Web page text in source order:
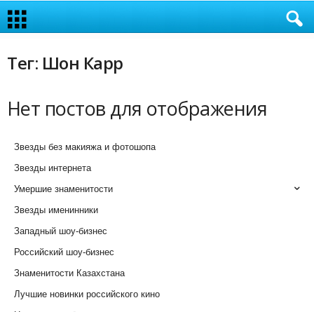
Тег: Шон Карр
Нет постов для отображения
Звезды без макияжа и фотошопа
Звезды интернета
Умершие знаменитости
Звезды именинники
Западный шоу-бизнес
Российский шоу-бизнес
Знаменитости Казахстана
Лучшие новинки российского кино